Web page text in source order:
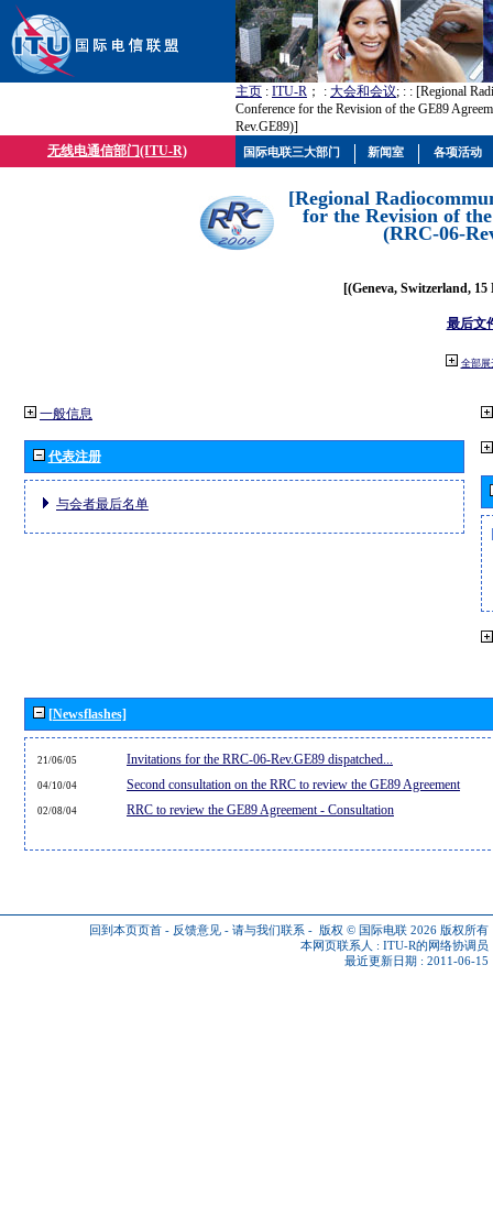
主页 : ITU-R ； : 大会和会议; : : [Regional
Conference for the Revision of the GE89
Rev.GE89)]
无线电通信部门(ITU-R)
[Regional
for the Revision of
(RRC-06-
[(Geneva, Switzerland, 15
最后文
全部展
一般信息
代表注册
与会者最后名单
[Newsflashes]
21/06/05 Invitations for the RRC-06-Rev.GE89 dispatched...
04/10/04 Second consultation on the RRC to review the GE89 Agreement
02/08/04 RRC to review the GE89 Agreement - Consultation
回到本页页首 - 反馈意见 - 请与我们联系 - 版权 © 国际电联 2026 版权所有
本网页联系人 : ITU-R的网络协调员
最近更新日期 : 2011-06-15
国际电联三大部门 新闻室 各项活动